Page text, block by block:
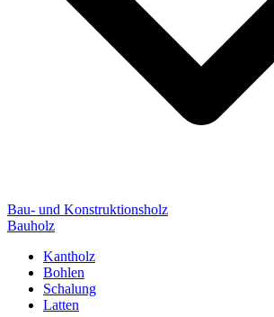
Bau- und Konstruktionsholz
Bauholz
Kantholz
Bohlen
Schalung
Latten